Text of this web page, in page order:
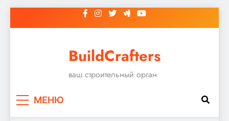
к
BuildCrafters
ваш строительный орган
МЕНЮ